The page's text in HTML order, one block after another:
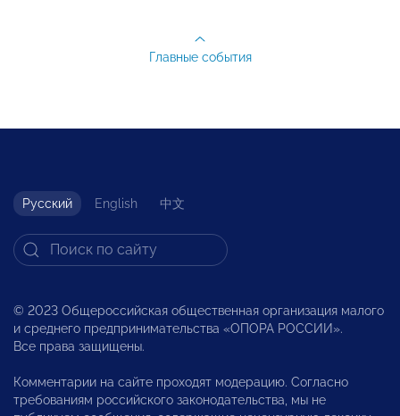
Главные события
Русский English 中文
© 2023 Общероссийская общественная организация малого
и среднего предпринимательства «ОПОРА РОССИИ».
Все права защищены.
Комментарии на сайте проходят модерацию. Согласно
требованиям российского законодательства, мы не